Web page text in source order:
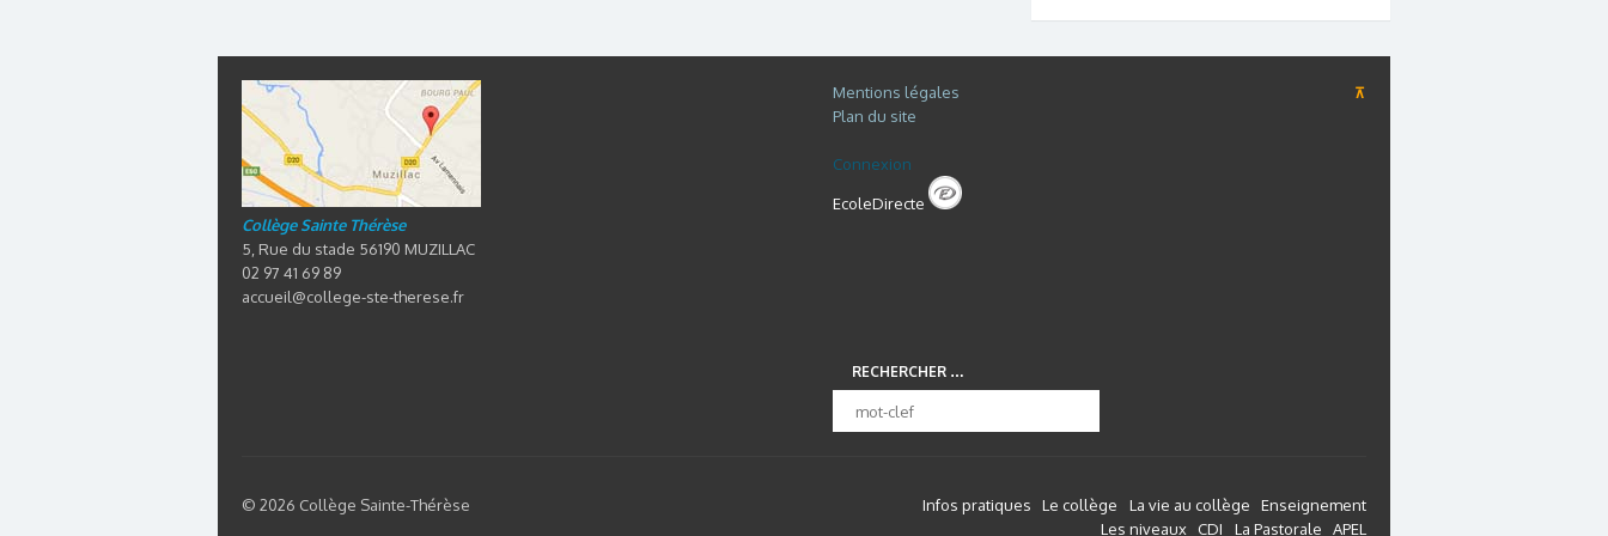
Collège Sainte Thérèse
5, Rue du stade 56190 MUZILLAC
02 97 41 69 89
accueil@college-ste-therese.fr
Mentions légales ⊼
Plan du site
Connexion
EcoleDirecte
RECHERCHER …
© 2026 Collège Sainte-Thérèse Infos pratiques Le collège La vie au collège
Enseignement
Les niveaux CDI La Pastorale APEL